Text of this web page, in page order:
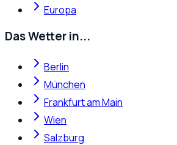
Europa
Das Wetter in...
Berlin
München
Frankfurt am Main
Wien
Salzburg